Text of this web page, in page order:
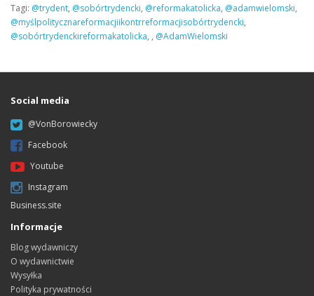
Tagi: @trydent, @sobórtrydencki, @reformakatolicka, @adamwielomski,
@myślpolitycznareformacjiikontrreformacjisobórtrydencki,
@sobórtrydenckireformakatolicka, , @AdamWielomski
Social media
@VonBorowiecky
Facebook
Youtube
Instagram
Business.site
Informacje
Blog wydawniczy
O wydawnictwie
Wysyłka
Polityka prywatności